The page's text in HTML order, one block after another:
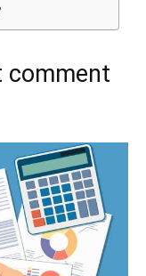
comment